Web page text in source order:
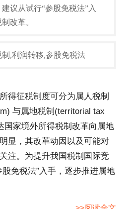
议从试行“参股免税法”入
改革。
制,利润转移,参股免税法
得征税制度可分为属人税制
与属地税制(territorial tax
国家境外所得税制改革向属地
显，其改革动因以及可能对
注。为提升我国税制国际竞
免税法”入手，逐步推进属地